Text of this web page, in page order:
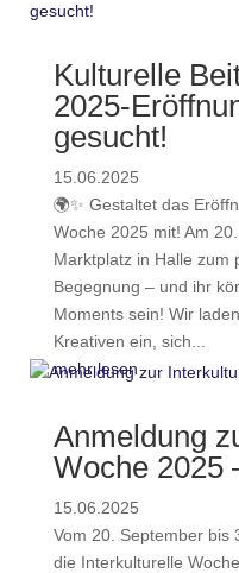
Kulturelle
2025-
gesucht!
15.06.2025
🌍✨ Gestaltet das
Woche 2025 mit! Am
Marktplatz in Halle zum
Begegnung – und ihr
Moments sein! Wir
Kreativen ein, sich...
mehr lesen
Anmeldung
Woche 2025
15.06.2025
Vom 20. September bis
die Interkulturelle